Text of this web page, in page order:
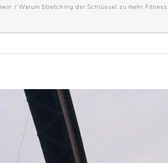
Warum Stretching der Schlüssel zu mehr